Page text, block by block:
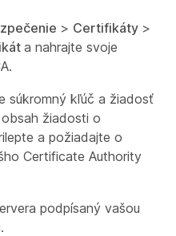
> Certifikáty >
a nahrajte svoje
súkromný kľúč a žiadosť
žiadosti o
a požiadajte o
Certificate Authority
podpísaný vašou